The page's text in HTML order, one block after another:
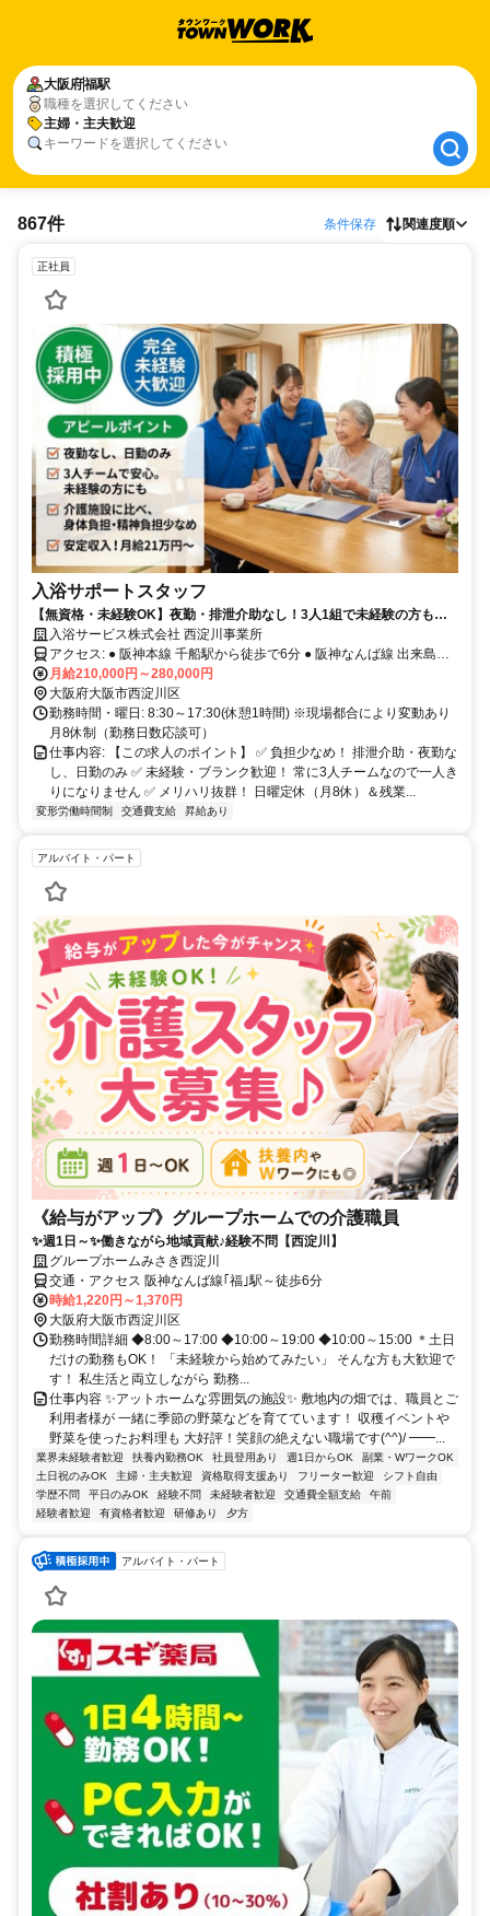
大阪府福駅
職種を選択してください
主婦・主夫歓迎
キーワードを選択してください
大阪府福駅
主婦・主夫歓迎
867件 条件保存 関連度順
正社員
入浴サポートスタッフ
【無資格・未経験OK】夜勤・排泄介助なし！3人1組で未経験の方も安
心！入浴サービス株式会社 西淀川事業所
アクセス: ● 阪神本線 千船駅から徒歩で6分 ● 阪神なんば線 出来島駅
から徒歩で12分 ● 阪神なんば線 福駅から徒歩で18分
月給210,000円～280,000円
大阪府大阪市西淀川区
勤務時間・曜日: 8:30～17:30(休憩1時間) ※現場都合により変動あり
月8休制（勤務日数応談可）
仕事内容: 【この求人のポイント】 ✅ 負担少なめ！ 排泄介助・夜勤な
し、日勤のみ ✅ 未経験・ブランク歓迎！ 常に3人チームなので一人き
りになりません ✅ メリハリ抜群！ 日曜定休（月8休）＆残業...
変形労働時間制 交通費支給 昇給あり
アルバイト・パート
《給与がアップ》グループホームでの介護職員
✨週1日～✨働きながら地域貢献♪経験不問【西淀川】
グループホームみさき西淀川
交通・アクセス 阪神なんば線｢福｣駅～徒歩6分
時給1,220円～1,370円
大阪府大阪市西淀川区
勤務時間詳細 ◆8:00～17:00 ◆10:00～19:00 ◆10:00～15:00 ＊土日
だけの勤務もOK！ 「未経験から始めてみたい」 そんな方も大歓迎で
す！ 私生活と両立しながら 勤務...
仕事内容 ✨アットホームな雰囲気の施設✨ 敷地内の畑では、職員とご
利用者様が 一緒に季節の野菜などを育てています！ 収穫イベントや
野菜を使ったお料理も 大好評！笑顔の絶えない職場です(^^)/ ━━...
業界未経験者歓迎 扶養内勤務OK 社員登用あり 週1日からOK
副業・WワークOK
土日祝のみOK
主婦・主夫歓迎 資格取得支援あり フリーター歓迎
シフト自由
学歴不問
平日のみOK 経験不問 未経験者歓迎 交通費全額支給
午前
経験者歓迎
有資格者歓迎 研修あり 夕方
アルバイト・パート